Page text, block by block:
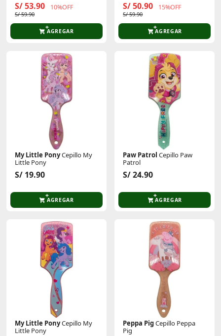
S/ 53.90 10%OFF
S/ 59.90
AGREGAR
S/ 50.90 15%OFF
S/ 59.90
AGREGAR
My Little PonyCepillo My
Little Pony
S/ 19.90
AGREGAR
Paw Patrol Cepillo Paw
Patrol
S/ 24.90
AGREGAR
My Little PonyCepillo My
Little Pony
Peppa PigCepillo Peppa
Pig